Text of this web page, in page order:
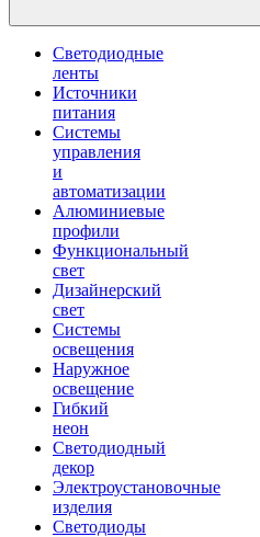
Светодиодные
ленты
Источники
питания
Системы
управления
и
автоматизации
Алюминиевые
профили
Функциональный
свет
Дизайнерский
свет
Системы
освещения
Наружное
освещение
Гибкий
неон
Светодиодный
декор
Электроустановочные
изделия
Светодиоды